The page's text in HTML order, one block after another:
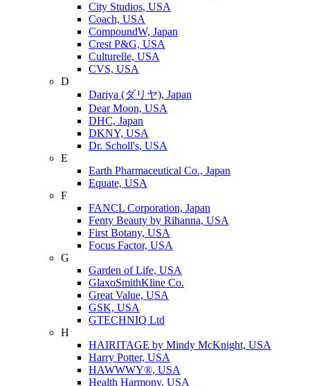
City Studios, USA
Coach, USA
CompoundW, Japan
Crest P&G, USA
Culturelle, USA
CVS, USA
D
Dariya (ダリヤ), Japan
Dear Moon, USA
DHC, Japan
DKNY, USA
Dr. Scholl's, USA
E
Earth Pharmaceutical Co., Japan
Equate, USA
F
FANCL Corporation, Japan
Fenty Beauty by Rihanna, USA
First Botany, USA
Focus Factor, USA
G
Garden of Life, USA
GlaxoSmithKline Co.
Great Value, USA
GSK, USA
GTECHNIQ Ltd
H
HAIRITAGE by Mindy McKnight, USA
Harry Potter, USA
HAWWWY®, USA
Health Harmony, USA